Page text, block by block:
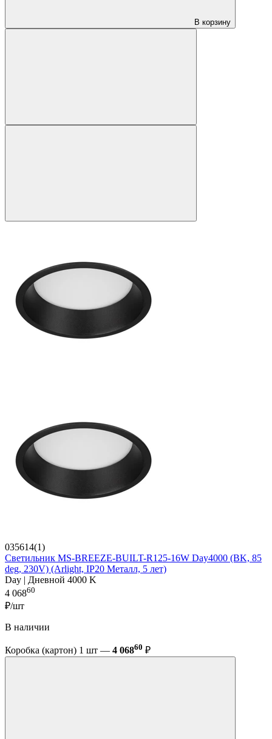
В корзину
035614(1)
Светильник MS-BREEZE-BUILT-R125-16W Day4000 (BK, 85
deg, 230V) (Arlight, IP20 Металл, 5 лет)
Day | Дневной 4000 K
4 06860
₽/шт
В наличии
Коробка (картон) 1 шт — 4 06860 ₽